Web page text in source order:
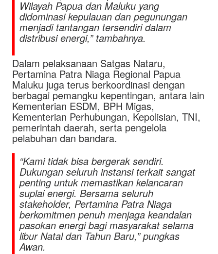
Wilayah Papua dan Maluku yang
didominasi kepulauan dan pegunungan
menjadi tantangan tersendiri dalam
distribusi energi,” tambahnya.
Dalam pelaksanaan Satgas Nataru,
Pertamina Patra Niaga Regional Papua
Maluku juga terus berkoordinasi dengan
berbagai pemangku kepentingan, antara lain
Kementerian ESDM, BPH Migas,
Kementerian Perhubungan, Kepolisian, TNI,
pemerintah daerah, serta pengelola
pelabuhan dan bandara.
“Kami tidak bisa bergerak sendiri.
Dukungan seluruh instansi terkait sangat
penting untuk memastikan kelancaran
suplai energi. Bersama seluruh
stakeholder, Pertamina Patra Niaga
berkomitmen penuh menjaga keandalan
pasokan energi bagi masyarakat selama
libur Natal dan Tahun Baru,” pungkas
Awan.